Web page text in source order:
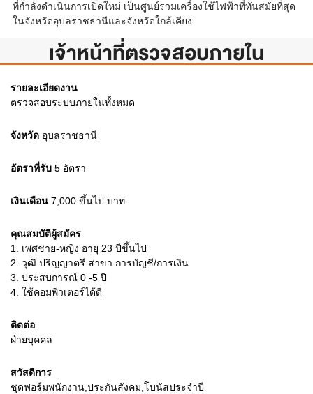
ที่กำลังดำเนินการเปิดใหม่ เป็นศูนย์รวมเครื่องใช้ไฟฟ้าที่ทันสมัยที่สุด
ในจังหวัดอุบลราชธานีและจังหวัดใกล้เคียง
เจ้าหน้าที่ตรวจสอบภายใน
รายละเอียดงาน
ตรวจสอบระบบภายในทั้งหมด
จังหวัด อุบลราชธานี
อัตราที่รับ 5 อัตรา
เงินเดือน 7,000 ขึ้นไป บาท
คุณสมบัติผู้สมัคร
1.
เพศชาย-หญิง อายุ 23 ปีขึ้นไป
2. วุฒิ ปริญญาตรี สาขา การบัญชี/การเงิน
3. ประสบการณ์ 0 -5 ปี
4. ใช้คอมพิวเตอร์ได้ดี
ติดต่อ
ฝ่ายบุคคล
สวัสดิการ
ชุดฟอร์มพนักงาน,ประกันสังคม,โบนัสประจำปี